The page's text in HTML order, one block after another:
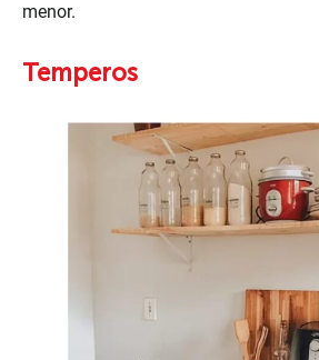
menor.
Temperos